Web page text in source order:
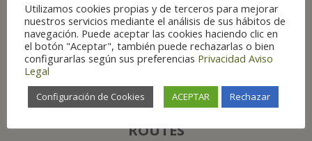
Best places to see in
Aragón
ROUTES
Utilizamos cookies propias y de terceros para mejorar
nuestros servicios mediante el análisis de sus hábitos de
navegación. Puede aceptar las cookies haciendo clic en
el botón "Aceptar", también puede rechazarlas o bien
configurarlas según sus preferencias Privacidad Aviso
Legal
Configuración de Cookies ACEPTAR Rechazar